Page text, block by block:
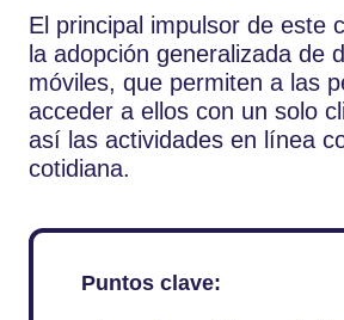
El principal impulsor de este
la adopción generalizada de
móviles, que permiten a las
acceder a ellos con un solo
así las actividades en línea
cotidiana.
Puntos clave: